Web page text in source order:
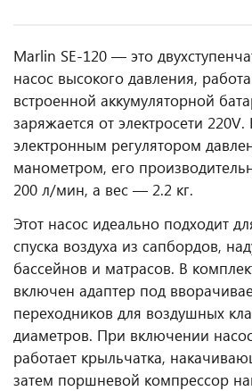
Marlin SE-120 — это
насос высокого давления,
встроенной аккумуляторной
заряжается от электросети
электронным регулятором
манометром, его
200 л/мин, а вес — 2.2 кг.
Этот насос идеально подходит
спуска воздуха из сапбордов,
бассейнов и матрасов. В
включен адаптер под
переходников для воздушных
диаметров. При включении
работает крыльчатка,
затем поршневой компрессор